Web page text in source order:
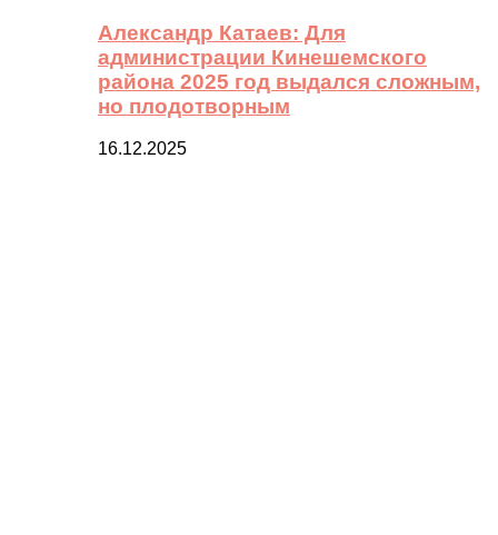
Александр Катаев: Для
администрации Кинешемского
района 2025 год выдался сложным,
но плодотворным
16.12.2025